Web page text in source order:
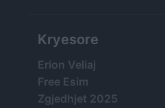
Kryesore
Erion Veliaj
Free Esim
Zgjedhjet 2025